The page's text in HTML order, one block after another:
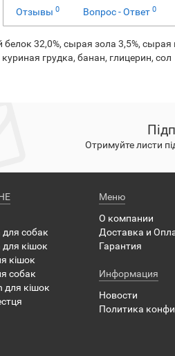
Отзывы 0 Вопрос - Ответ 0
32,0%, сырая зола 3,5%,
грудка, банан, глицерин, сол
Отримуйте листи
для собак
для кішок
кішок
собак
для кішок
Меню
О компании
Доставка и
Гарантия
Информация
Новости
Политика